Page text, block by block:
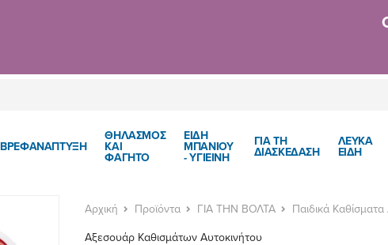
ΒΡΕΦΑΝΑΠΤΥΞΗ
ΘΗΛΑΣΜΟΣ
ΚΑΙ
ΦΑΓΗΤΟ
ΕΙΔΗ
ΜΠΑΝΙΟΥ
- ΥΓΙΕΙΝΗ
ΓΙΑ ΤΗ
ΔΙΑΣΚΕΔΑΣΗ
ΛΕΥΚΑ
ΕΙΔΗ
Αρχική Προϊόντα ΓΙΑ ΤΗΝ ΒΟΛΤΑ Παιδικά Καθίσματα
Αξεσουάρ Καθισμάτων Αυτοκινήτου